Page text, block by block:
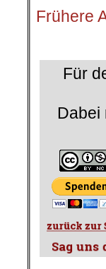
Frühere
Für
Dabei